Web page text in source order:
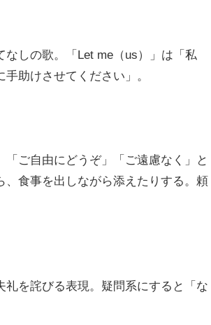
なしの歌。「Let me（us）」は「私
助けさせてください」。
「ご自由にどうぞ」「ご遠慮なく」と
食事を出しながら添えたりする。頼
礼を詫びる表現。疑問系にすると「な